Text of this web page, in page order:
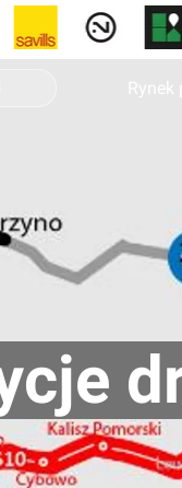
Rynek